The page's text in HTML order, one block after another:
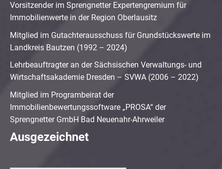
Vorsitzender im Sprengnetter Expertengremium für
Immobilienwerte in der Region Oberlausitz
Mitglied im Gutachterausschuss für Grundstückswerte im
Landkreis Bautzen (1992 – 2024)
Lehrbeauftragter an der Sächsischen Verwaltungs- und
Wirtschaftsakademie Dresden – SVWA (2006 – 2022)
Mitglied im Programbeirat der
Immobilienbewertungssoftware „PROSA“ der
Sprengnetter GmbH Bad Neuenahr-Ahrweiler
Ausgezeichnet